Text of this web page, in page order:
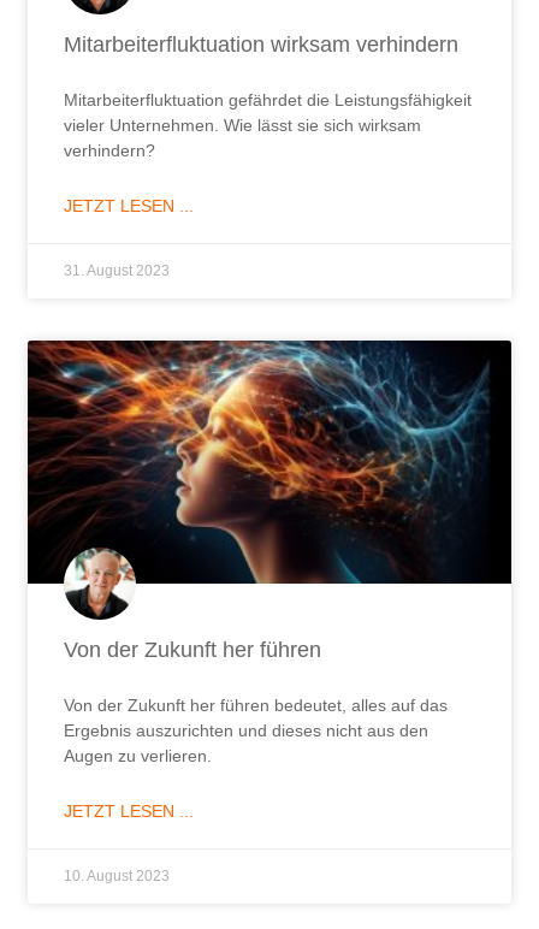
Mitarbeiterfluktuation wirksam verhindern
Mitarbeiterfluktuation gefährdet die Leistungsfähigkeit
vieler Unternehmen. Wie lässt sie sich wirksam
verhindern?
JETZT LESEN ...
31. August 2023
Von der Zukunft her führen
Von der Zukunft her führen bedeutet, alles auf das
Ergebnis auszurichten und dieses nicht aus den
Augen zu verlieren.
JETZT LESEN ...
10. August 2023